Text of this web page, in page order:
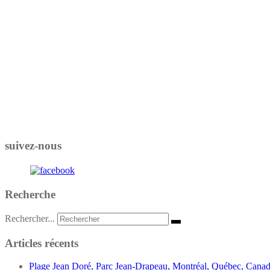
suivez-nous
Recherche
Rechercher...
Articles récents
Plage Jean Doré, Parc Jean-Drapeau, Montréal, Québec,